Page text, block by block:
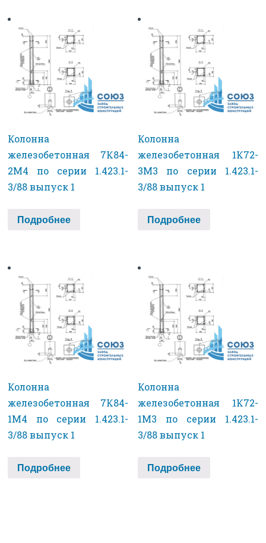
Колонна
железобетонная 7К84-
2М4 по серии 1.423.1-
3/88 выпуск 1
Подробнее
Колонна
железобетонная 1К72-
3М3 по серии 1.423.1-
3/88 выпуск 1
Подробнее
Колонна
железобетонная 7К84-
1М4 по серии 1.423.1-
3/88 выпуск 1
Подробнее
Колонна
железобетонная 1К72-
1М3 по серии 1.423.1-
3/88 выпуск 1
Подробнее